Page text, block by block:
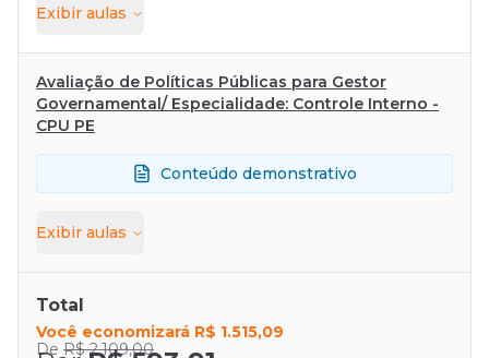
Exibir aulas
Avaliação de Políticas Públicas para Gestor
Governamental/ Especialidade: Controle Interno -
CPU PE
Conteúdo demonstrativo
Exibir aulas
Total
Você economizará R$ 1.515,09
De R$ 2.109,00